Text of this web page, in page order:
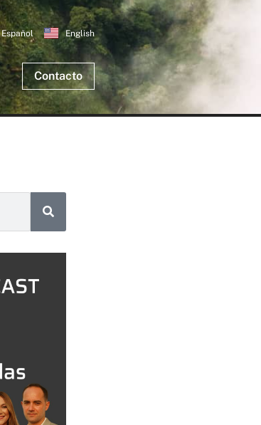
Español English
Contacto